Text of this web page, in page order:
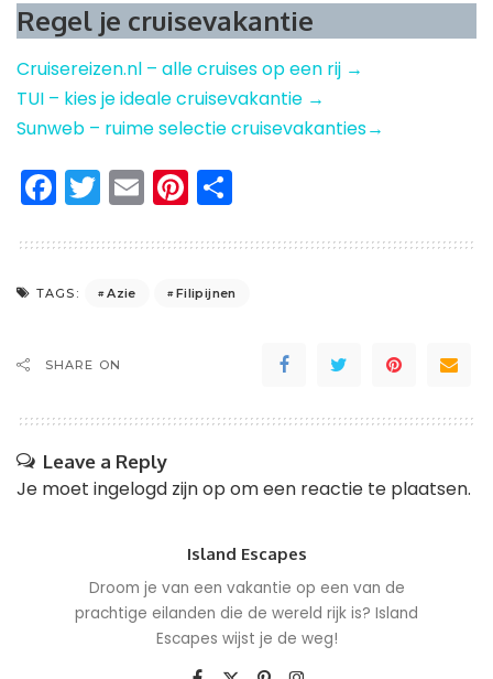
Regel je cruisevakantie
Cruisereizen.nl – alle cruises op een rij →
TUI – kies je ideale cruisevakantie →
Sunweb – ruime selectie cruisevakanties→
Facebook
Twitter
EmailPinterest
TAGS: Azie Filipijnen
SHARE ON
Leave a Reply
Je moet ingelogd zijn op om een reactie te plaatsen.
Island Escapes
Droom je van een vakantie op een van de
prachtige eilanden die de wereld rijk is? Island
Escapes wijst je de weg!